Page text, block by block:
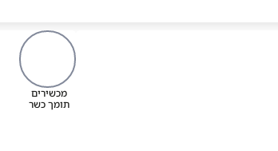
מכשירים
תומך כשר